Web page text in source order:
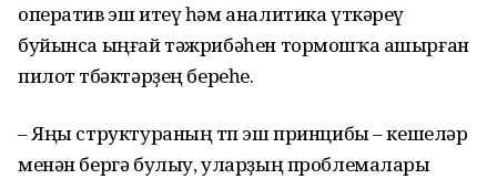
оператив эш итеү һәм аналитика үткәреү
буйынса ыңғай тәжрибәһен тормошҡа ашырған
пилот төбәктәрҙең береһе.
– Яңы структураның төп эш принцибы – кешеләр
менән бергә булыу, уларҙың проблемалары